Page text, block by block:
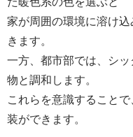
家が周囲の環境に溶け
きます。
一方、都市部では、シ
物と調和します。
これらを意識すること
装ができます。